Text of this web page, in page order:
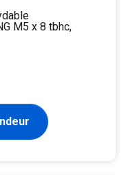
M5 x 8 tbhc,